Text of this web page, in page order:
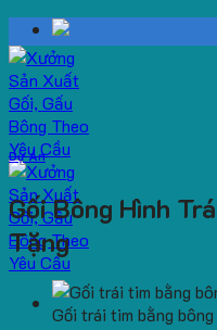
Skip
to
content
Dự Án
Gối Bông Hình
Tặng
Gối trái tim bằng